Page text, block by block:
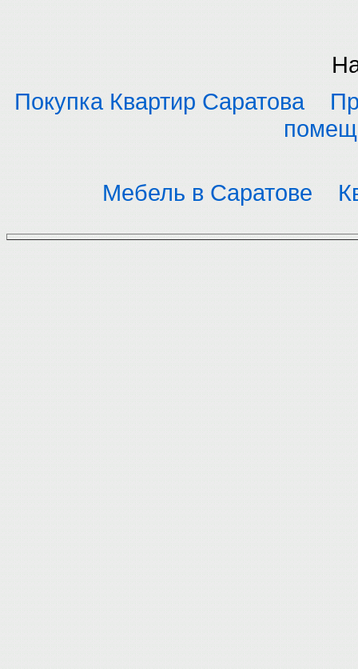
Покупка Квартир Саратова
Мебель в Саратове